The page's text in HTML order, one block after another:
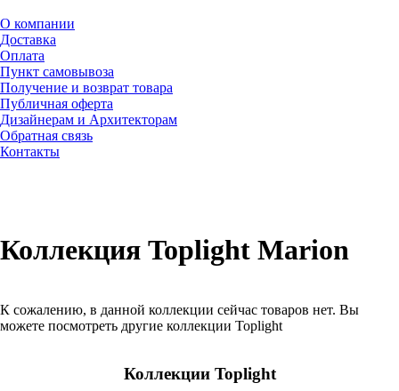
О компании
Доставка
Оплата
Пункт самовывоза
Получение и возврат товара
Публичная оферта
Дизайнерам и Архитекторам
Обратная связь
Контакты
Коллекция Toplight Marion
К сожалению, в данной коллекции сейчас товаров нет. Вы
можете посмотреть другие коллекции Toplight
Коллекции Toplight